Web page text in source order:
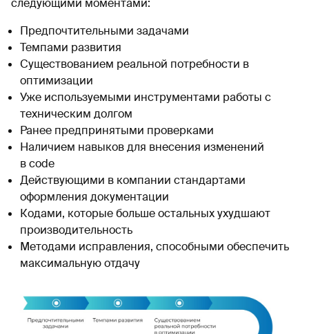
следующими моментами:
Предпочтительными задачами
Темпами развития
Существованием реальной потребности в
оптимизации
Уже используемыми инструментами работы с
техническим долгом
Ранее предпринятыми проверками
Наличием навыков для внесения изменений
в code
Действующими в компании стандартами
оформления документации
Кодами, которые больше остальных ухудшают
производительность
Методами исправления, способными обеспечить
максимальную отдачу